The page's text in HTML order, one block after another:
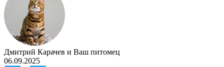
Дмитрий Карачев и Ваш питомец
06.09.2025